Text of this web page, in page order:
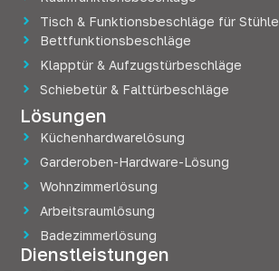
Tisch & Funktionsbeschläge für Stühle
Bettfunktionsbeschläge
Klapptür & Aufzugstürbeschläge
Schiebetür & Falttürbeschläge
Lösungen
Küchenhardwarelösung
Garderoben-Hardware-Lösung
Wohnzimmerlösung
Arbeitsraumlösung
Badezimmerlösung
Dienstleistungen